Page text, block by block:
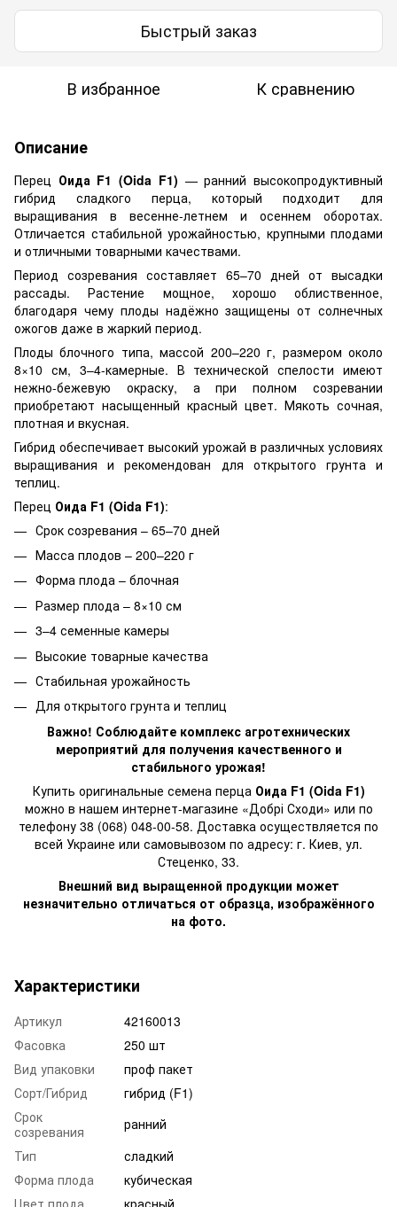
Быстрый заказ
В избранное К сравнению
Описание
Перец Оида F1 (Oida F1) — ранний высокопродуктивный
гибрид сладкого перца, который подходит для
выращивания в весенне-летнем и осеннем оборотах.
Отличается стабильной урожайностью, крупными плодами
и отличными товарными качествами.
Период созревания составляет 65–70 дней от высадки
рассады. Растение мощное, хорошо облиственное,
благодаря чему плоды надёжно защищены от солнечных
ожогов даже в жаркий период.
Плоды блочного типа, массой 200–220 г, размером около
8×10 см, 3–4-камерные. В технической спелости имеют
нежно-бежевую окраску, а при полном созревании
приобретают насыщенный красный цвет. Мякоть сочная,
плотная и вкусная.
Гибрид обеспечивает высокий урожай в различных условиях
выращивания и рекомендован для открытого грунта и
теплиц.
Перец Оида F1 (Oida F1):
Срок созревания – 65–70 дней
Масса плодов – 200–220 г
Форма плода – блочная
Размер плода – 8×10 см
3–4 семенные камеры
Высокие товарные качества
Стабильная урожайность
Для открытого грунта и теплиц
Важно! Соблюдайте комплекс агротехнических
мероприятий для получения качественного и
стабильного урожая!
Купить оригинальные семена перца Оида F1 (Oida F1)
можно в нашем интернет-магазине «Добрі Сходи» или по
телефону 38 (068) 048-00-58. Доставка осуществляется по
всей Украине или самовывозом по адресу: г. Киев, ул.
Стеценко, 33.
Внешний вид выращенной продукции может
незначительно отличаться от образца, изображённого
на фото.
Характеристики
Артикул
42160013
Фасовка
250 шт
Вид упаковки
проф пакет
Сорт/Гибрид
гибрид (F1)
Срок
созревания
ранний
Тип
сладкий
Форма плода
кубическая
Цвет плода
красный